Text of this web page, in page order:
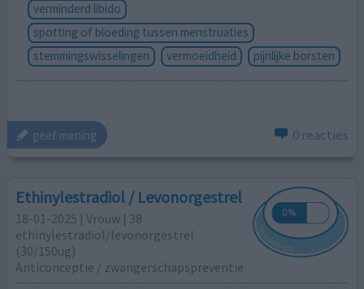
verminderd libido
spotting of bloeding tussen menstruaties
stemmingswisselingen
vermoeidheid pijnlijke borsten
geef mening 0 reacties
Ethinylestradiol / Levonorgestrel
18-01-2025 | Vrouw | 38
ethinylestradiol/levonorgestrel
(30/150ug)
Anticonceptie / zwangerschapspreventie